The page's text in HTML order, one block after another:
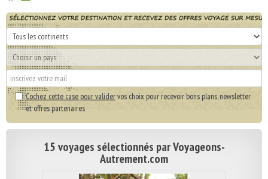
Cochez cette case pour validervos choix pour recevoir bons plans, newsletter
et offres partenaires
15 voyages sélectionnés par Voyageons-
Autrement.com